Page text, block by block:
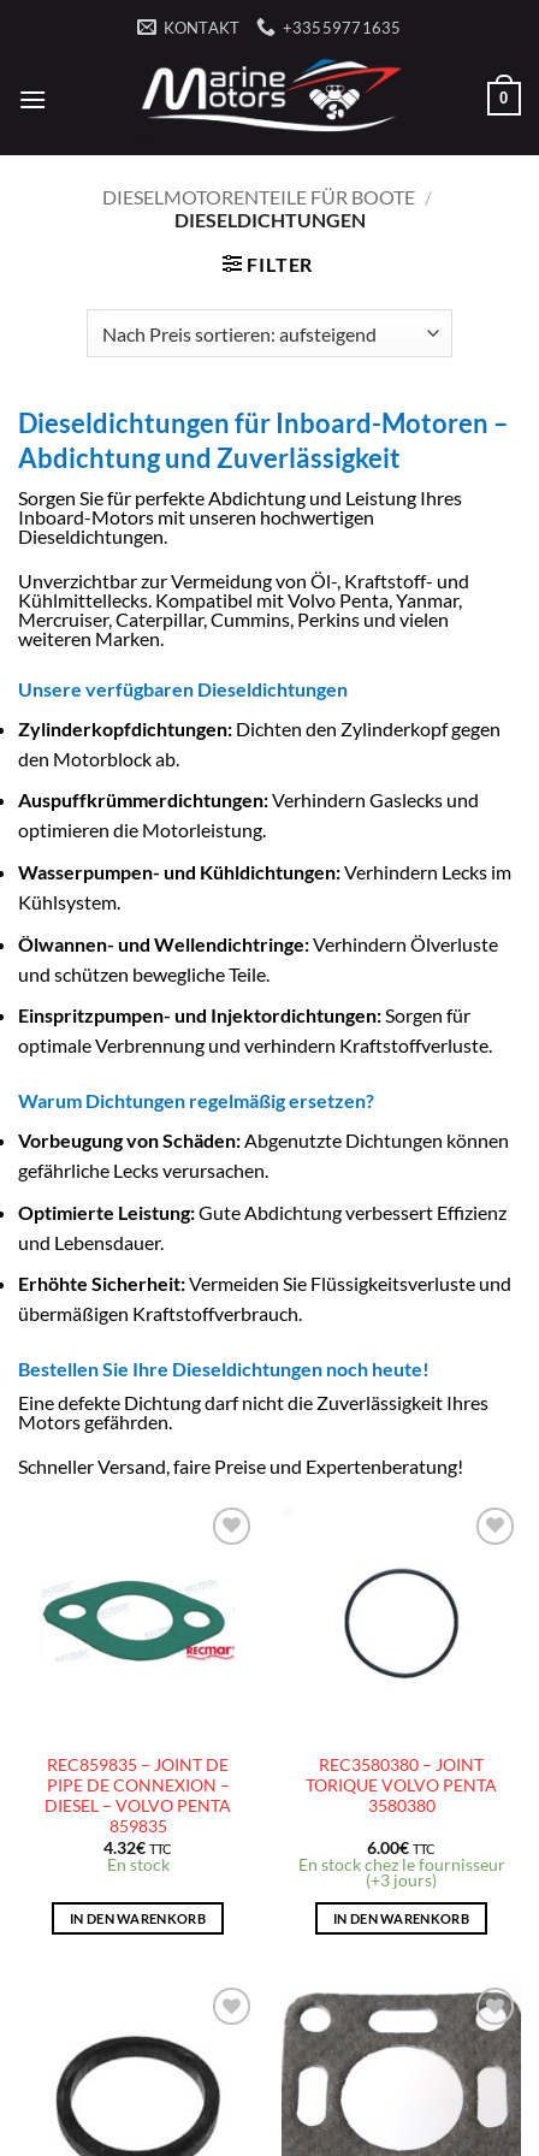
KONTAKT +33559771635
0
DIESELMOTORENTEILE FÜR BOOTE /
DIESELDICHTUNGEN
FILTER
Dieseldichtungen für Inboard-Motoren –
Abdichtung und Zuverlässigkeit
Sorgen Sie für perfekte Abdichtung und Leistung Ihres
Inboard-Motors mit unseren hochwertigen
Dieseldichtungen.
Unverzichtbar zur Vermeidung von Öl-, Kraftstoff- und
Kühlmittellecks. Kompatibel mit Volvo Penta, Yanmar,
Mercruiser, Caterpillar, Cummins, Perkins und vielen
weiteren Marken.
Unsere verfügbaren Dieseldichtungen
Zylinderkopfdichtungen: Dichten den Zylinderkopf gegen
den Motorblock ab.
Auspuffkrümmerdichtungen:Verhindern Gaslecks und
optimieren die Motorleistung.
Wasserpumpen- und Kühldichtungen:Verhindern Lecks im
Kühlsystem.
Ölwannen- und Wellendichtringe:Verhindern Ölverluste
und schützen bewegliche Teile.
Einspritzpumpen- und Injektordichtungen:Sorgen für
optimale Verbrennung und verhindern Kraftstoffverluste.
Warum Dichtungen regelmäßig ersetzen?
Vorbeugung von Schäden:Abgenutzte Dichtungen können
gefährliche Lecks verursachen.
Optimierte Leistung:Gute Abdichtung verbessert Effizienz
und Lebensdauer.
Erhöhte Sicherheit:Vermeiden Sie Flüssigkeitsverluste und
übermäßigen Kraftstoffverbrauch.
Bestellen Sie Ihre Dieseldichtungen noch heute!
Eine defekte Dichtung darf nicht die Zuverlässigkeit Ihres
Motors gefährden.
Schneller Versand, faire Preise und Expertenberatung!
À LA
LISTE
D’ENVIES
REC859835 – JOINT DE
PIPE DE CONNEXION –
DIESEL – VOLVO PENTA
859835
4.32€ TTC
En stock
IN DEN WARENKORB
À LA
LISTE
D’ENVIES
REC3580380 – JOINT
TORIQUE VOLVO PENTA
3580380
6.00€ TTC
En stock chez le fournisseur
(+3 jours)
IN DEN WARENKORB
AJOUTER
À LA
LISTE
D’ENVIES
AJOUTER
À LA
LISTE
D’ENVIES